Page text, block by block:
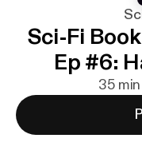
Sci-Fi
Ep #6:
35 min